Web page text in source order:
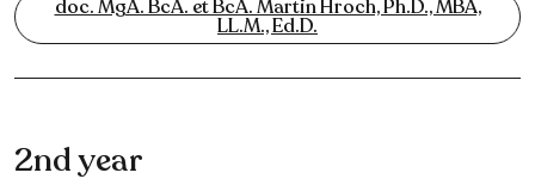
doc. MgA. BcA. et BcA. Martin Hroch, Ph.D., MBA,
LL.M., Ed.D.
2nd year